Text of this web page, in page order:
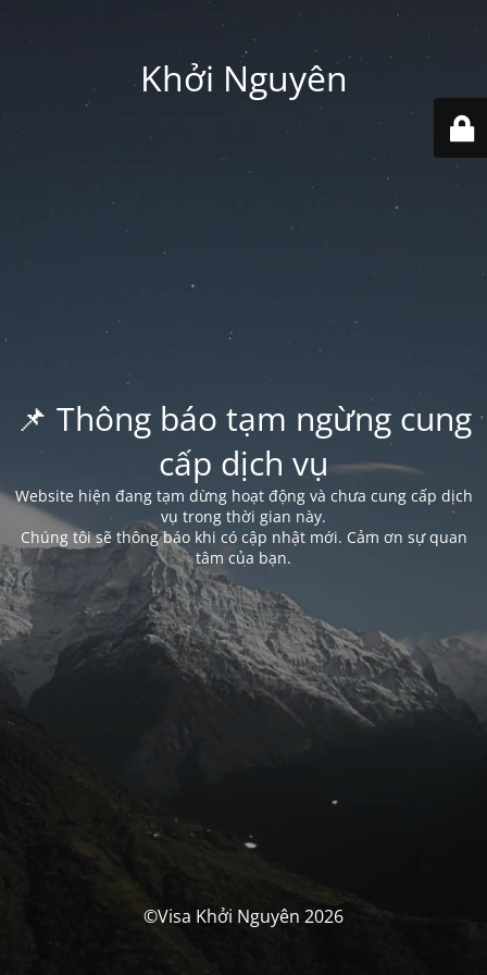
Khởi Nguyên
📌 Thông báo tạm ngừng cung
cấp dịch vụ
Website hiện đang tạm dừng hoạt động và chưa cung cấp dịch
vụ trong thời gian này.
Chúng tôi sẽ thông báo khi có cập nhật mới. Cảm ơn sự quan
tâm của bạn.
©Visa Khởi Nguyên 2026